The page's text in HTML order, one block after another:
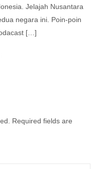
Jelajah Nusantara
negara ini. Poin-poin
[…]
Required fields are